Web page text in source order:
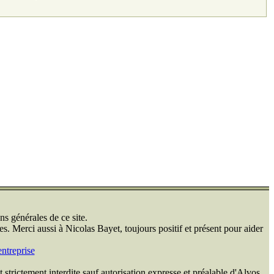
générales de ce site.
Merci aussi à Nicolas Bayet, toujours positif et présent pour aider